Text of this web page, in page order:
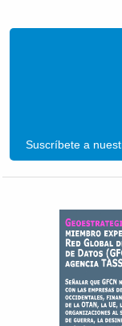
Suscríbete a